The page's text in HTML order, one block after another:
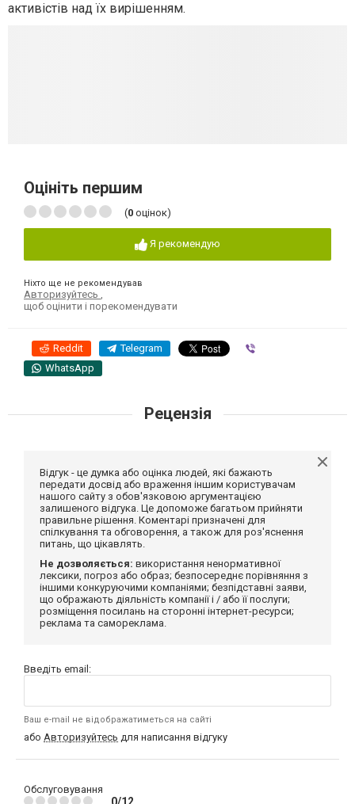
активістів над їх вирішенням.
Оцініть першим
(0 оцінок)
Я рекомендую
Ніхто ще не рекомендував
Авторизуйтесь
щоб оцінити і порекомендувати
Reddit Telegram
WhatsApp
Рецензія
Відгук - це думка або оцінка людей, які бажають
передати досвід або враження іншим користувачам
нашого сайту з обов'язковою аргументацією
залишеного відгука. Це допоможе багатьом прийняти
правильне рішення. Коментарі призначені для
спілкування та обговорення, а також для роз'яснення
питань, що цікавлять.
Не дозволяється: використання ненормативної
лексики, погроз або образ; безпосереднє порівняння з
іншими конкуруючими компаніями; безпідставні заяви,
що ображають діяльність компанії і / або її послуги;
розміщення посилань на сторонні інтернет-ресурси;
реклама та самореклама.
Введіть email:
Ваш e-mail не відображатиметься на сайті
або Авторизуйтесь для написання відгуку
Обслуговування